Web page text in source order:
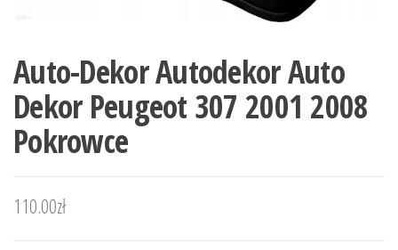
Auto-Dekor Autodekor Auto
Dekor Peugeot 307 2001 2008
Pokrowce
110.00zł